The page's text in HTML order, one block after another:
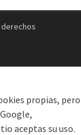
propias, pero
aceptas su uso.